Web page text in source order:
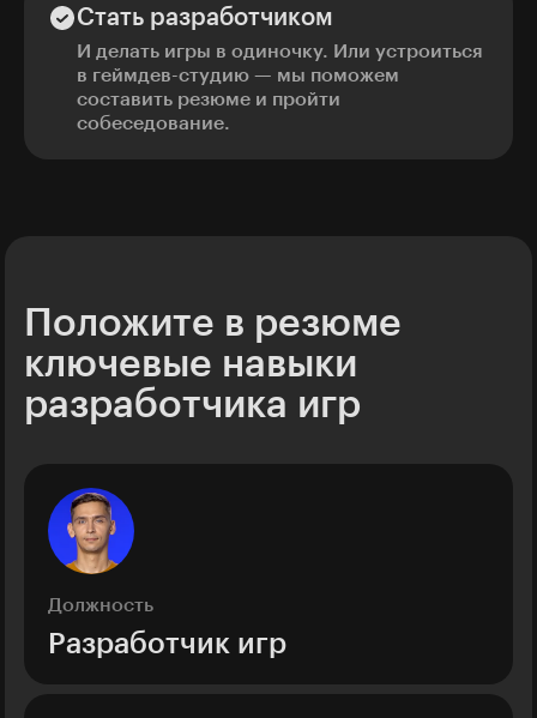
Стать разработчиком
И делать игры в одиночку. Или устроиться
в геймдев-студию — мы поможем
составить резюме и пройти
собеседование.
Положите в резюме
ключевые навыки
разработчика игр
Должность
Разработчик игр